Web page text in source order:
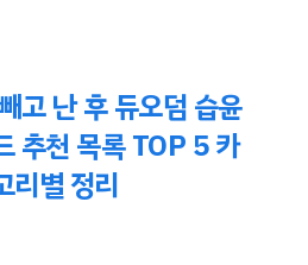
고 난 후 듀오덤 습윤
추천 목록 TOP 5 카
리별 정리